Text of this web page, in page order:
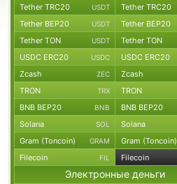
Tether TRC20 USDT Tether TRC20
Tether BEP20 USDT Tether BEP20
Tether TON USDT Tether TON
USDC ERC20 USDC USDC ERC20
Zcash ZEC Zcash
TRON TRX TRON
BNB BEP20 BNB BNB BEP20
Solana SOL Solana
Gram (Toncoin) GRAM Gram (Toncoin)
Filecoin FIL Filecoin
Электронные деньги